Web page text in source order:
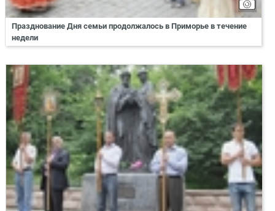
Празднование Дня семьи продолжалось в Приморье в течение
недели